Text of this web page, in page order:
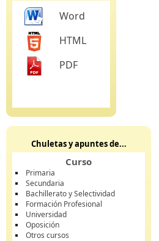
Word
HTML
PDF
Chuletas y apuntes de...
Curso
Primaria
Secundaria
Bachillerato y Selectividad
Formación Profesional
Universidad
Oposición
Otros cursos